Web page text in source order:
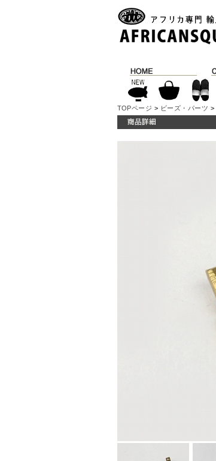
TOPページ > ビーズ・パーツ >